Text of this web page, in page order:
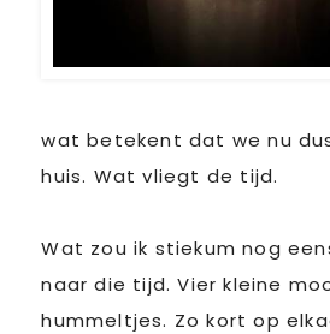
wat betekent dat we nu
huis. Wat vliegt de tijd.
Wat zou ik stiekum nog
naar die tijd. Vier kleine
hummeltjes. Zo kort op